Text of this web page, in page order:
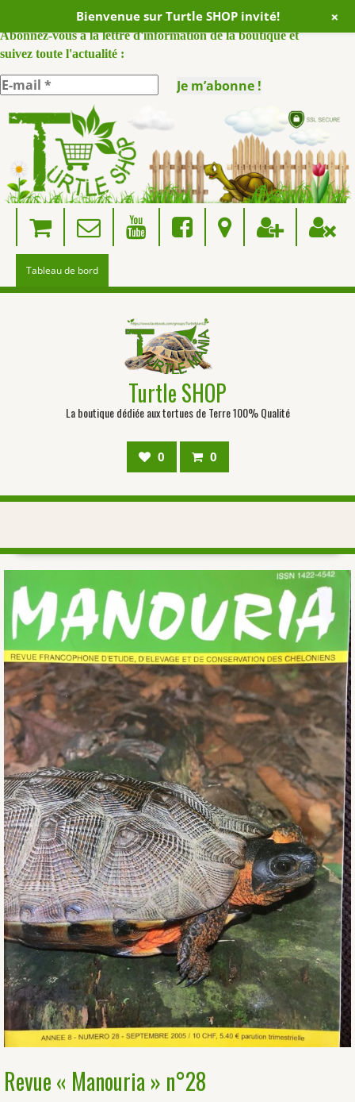
ABONNEZ VOUS A NOTRE NEWSLETTER :
Abonnez-vous à la lettre d'information de la boutique et
suivez toute l'actualité :
Skip
to
content
Tableau de bord
Turtle SHOP
La boutique dédiée aux tortues de Terre 100% Qualité
0 0
Revue « Manouria » n°28
Bienvenue sur Turtle SHOP invité! +